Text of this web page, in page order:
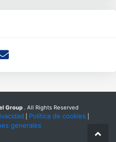
Group. All Rights Reserved
Política de cookies
generales